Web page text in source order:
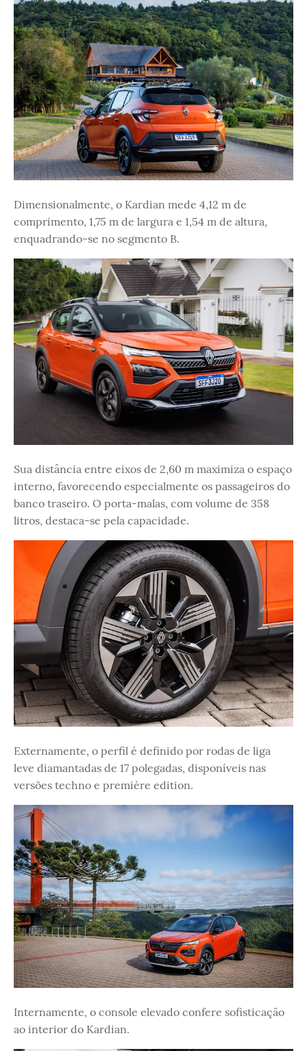
Dimensionalmente, o Kardian mede 4,12 m de
comprimento, 1,75 m de largura e 1,54 m de altura,
enquadrando-se no segmento B.
Sua distância entre eixos de 2,60 m maximiza o espaço
interno, favorecendo especialmente os passageiros do
banco traseiro. O porta-malas, com volume de 358
litros, destaca-se pela capacidade.
Externamente, o perfil é definido por rodas de liga
leve diamantadas de 17 polegadas, disponíveis nas
versões techno e première edition.
Internamente, o console elevado confere sofisticação
ao interior do Kardian.